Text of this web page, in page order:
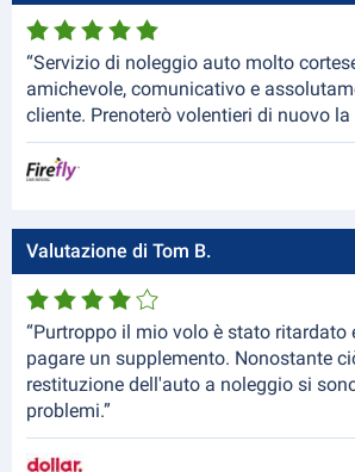
“Servizio di noleggio auto molto
amichevole, comunicativo e
cliente. Prenoterò volentieri di nuovo
Valutazione di Tom B.
“Purtroppo il mio volo è stato ritardato
pagare un supplemento. Nonostante
restituzione dell'auto a noleggio si
problemi.”